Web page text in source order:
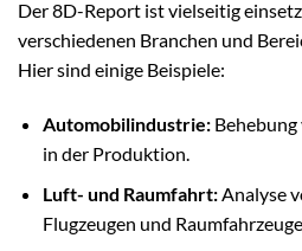
Der 8D-Report ist vielseitig
verschiedenen Branchen und
Hier sind einige Beispiele:
Automobilindustrie:Behebung
in der Produktion.
Luft- und Raumfahrt:Analyse
Flugzeugen und